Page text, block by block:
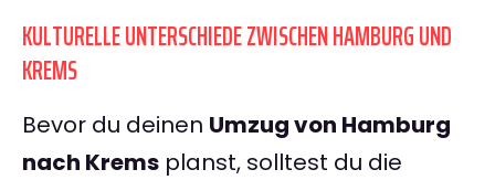
KULTURELLE UNTERSCHIEDE ZWISCHEN HAMBURG UND
KREMS
Bevor du deinen Umzug von Hamburg
nach Krems planst, solltest du die